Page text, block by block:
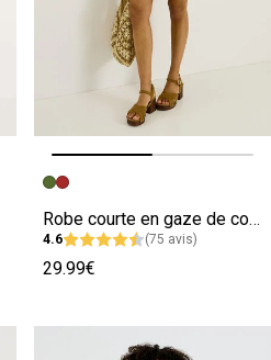
Image précédente
Image suivante
Robe courte en gaze de coton
4.6 (75 avis)
29.99€